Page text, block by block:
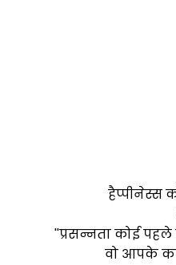
हैप्पीनेस्स
''प्रसन्नता कोई पहले
वो आपके